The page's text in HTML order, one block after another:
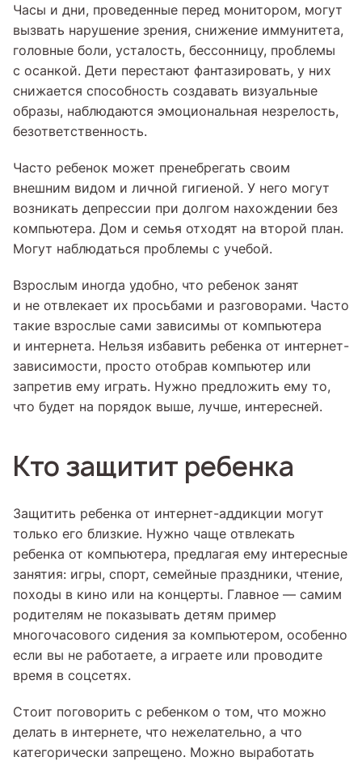
Часы и дни, проведенные перед монитором, могут
вызвать нарушение зрения, снижение иммунитета,
головные боли, усталость, бессонницу, проблемы
с осанкой. Дети перестают фантазировать, у них
снижается способность создавать визуальные
образы, наблюдаются эмоциональная незрелость,
безответственность.
Часто ребенок может пренебрегать своим
внешним видом и личной гигиеной. У него могут
возникать депрессии при долгом нахождении без
компьютера. Дом и семья отходят на второй план.
Могут наблюдаться проблемы с учебой.
Взрослым иногда удобно, что ребенок занят
и не отвлекает их просьбами и разговорами. Часто
такие взрослые сами зависимы от компьютера
и интернета. Нельзя избавить ребенка от интернет-
зависимости, просто отобрав компьютер или
запретив ему играть. Нужно предложить ему то,
что будет на порядок выше, лучше, интересней.
Кто защитит ребенка
Защитить ребенка от интернет-аддикции могут
только его близкие. Нужно чаще отвлекать
ребенка от компьютера, предлагая ему интересные
занятия: игры, спорт, семейные праздники, чтение,
походы в кино или на концерты. Главное — самим
родителям не показывать детям пример
многочасового сидения за компьютером, особенно
если вы не работаете, а играете или проводите
время в соцсетях.
Стоит поговорить с ребенком о том, что можно
делать в интернете, что нежелательно, а что
категорически запрещено. Можно выработать